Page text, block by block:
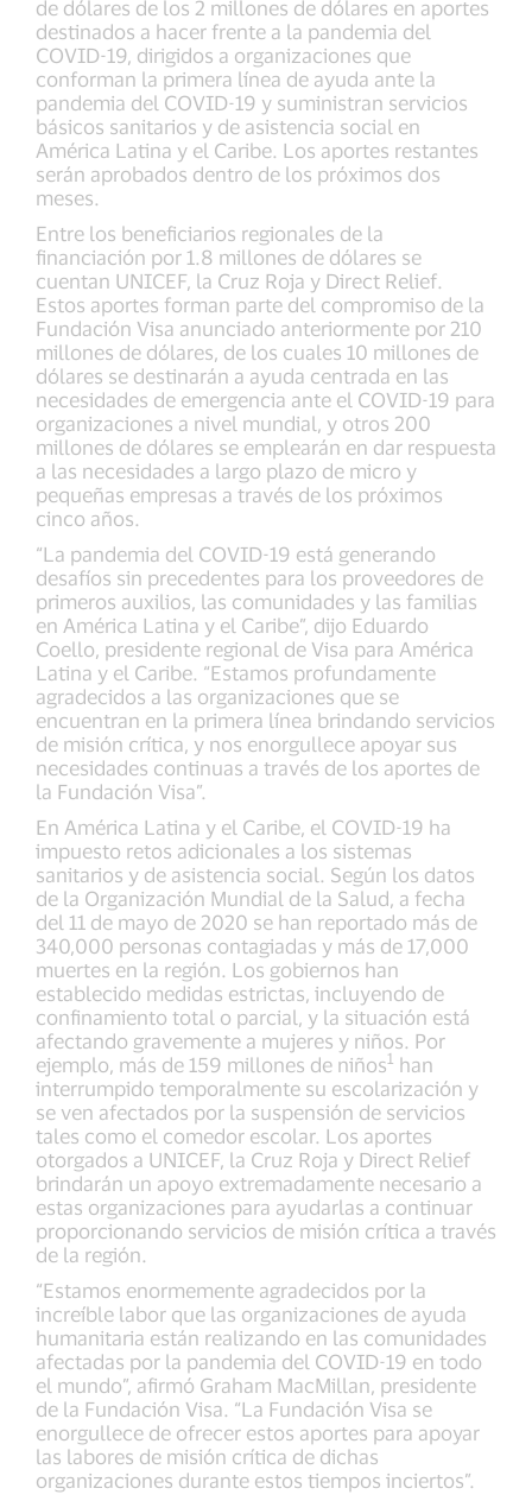
de dólares de los 2 millones de dólares en aportes
destinados a hacer frente a la pandemia del
COVID-19, dirigidos a organizaciones que
conforman la primera línea de ayuda ante la
pandemia del COVID-19 y suministran servicios
básicos sanitarios y de asistencia social en
América Latina y el Caribe. Los aportes restantes
serán aprobados dentro de los próximos dos
meses.
Entre los beneficiarios regionales de la
financiación por 1.8 millones de dólares se
cuentan UNICEF, la Cruz Roja y Direct Relief.
Estos aportes forman parte del compromiso de la
Fundación Visa anunciado anteriormente por 210
millones de dólares, de los cuales 10 millones de
dólares se destinarán a ayuda centrada en las
necesidades de emergencia ante el COVID-19 para
organizaciones a nivel mundial, y otros 200
millones de dólares se emplearán en dar respuesta
a las necesidades a largo plazo de micro y
pequeñas empresas a través de los próximos
cinco años.
“La pandemia del COVID-19 está generando
desafíos sin precedentes para los proveedores de
primeros auxilios, las comunidades y las familias
en América Latina y el Caribe”, dijo Eduardo
Coello, presidente regional de Visa para América
Latina y el Caribe. “Estamos profundamente
agradecidos a las organizaciones que se
encuentran en la primera línea brindando servicios
de misión crítica, y nos enorgullece apoyar sus
necesidades continuas a través de los aportes de
la Fundación Visa”.
En América Latina y el Caribe, el COVID-19 ha
impuesto retos adicionales a los sistemas
sanitarios y de asistencia social. Según los datos
de la Organización Mundial de la Salud, a fecha
del 11 de mayo de 2020 se han reportado más de
340,000 personas contagiadas y más de 17,000
muertes en la región. Los gobiernos han
establecido medidas estrictas, incluyendo de
confinamiento total o parcial, y la situación está
afectando gravemente a mujeres y niños. Por
ejemplo, más de 159 millones de niños1 han
interrumpido temporalmente su escolarización y
se ven afectados por la suspensión de servicios
tales como el comedor escolar. Los aportes
otorgados a UNICEF, la Cruz Roja y Direct Relief
brindarán un apoyo extremadamente necesario a
estas organizaciones para ayudarlas a continuar
proporcionando servicios de misión crítica a través
de la región.
“Estamos enormemente agradecidos por la
increíble labor que las organizaciones de ayuda
humanitaria están realizando en las comunidades
afectadas por la pandemia del COVID-19 en todo
el mundo”, afirmó Graham MacMillan, presidente
de la Fundación Visa. “La Fundación Visa se
enorgullece de ofrecer estos aportes para apoyar
las labores de misión crítica de dichas
organizaciones durante estos tiempos inciertos”.